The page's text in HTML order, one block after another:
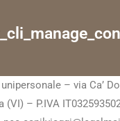
– via Ca’
(VI) – P.IVA